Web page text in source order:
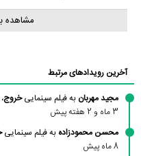
مشاهده
آخرین رویدادهای مرتبط
مجید مهربان به فیلم سینماییخروج، 1 ستاره داد.
3 ماه و 2 هفته پیش
محسن محمودزاده به فیلم سینمایی
8 ماه پیش